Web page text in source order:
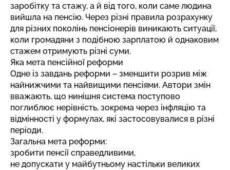
заробітку та стажу, а й від того, коли саме людина
вийшла на пенсію. Через різні правила розрахунку
для різних поколінь пенсіонерів виникають ситуації,
коли громадяни з подібною зарплатою й однаковим
стажем отримують різні суми.
Яка мета пенсійної реформи
Одне із завдань реформи – зменшити розрив між
найнижчими та найвищими пенсіями. Автори змін
вважають, що нинішня система поступово
поглиблює нерівність, зокрема через інфляцію та
відмінності у формулах, які застосовувалися в різні
періоди.
Загальна мета реформи:
зробити пенсії справедливими,
не допускати у майбутньому настільки великих